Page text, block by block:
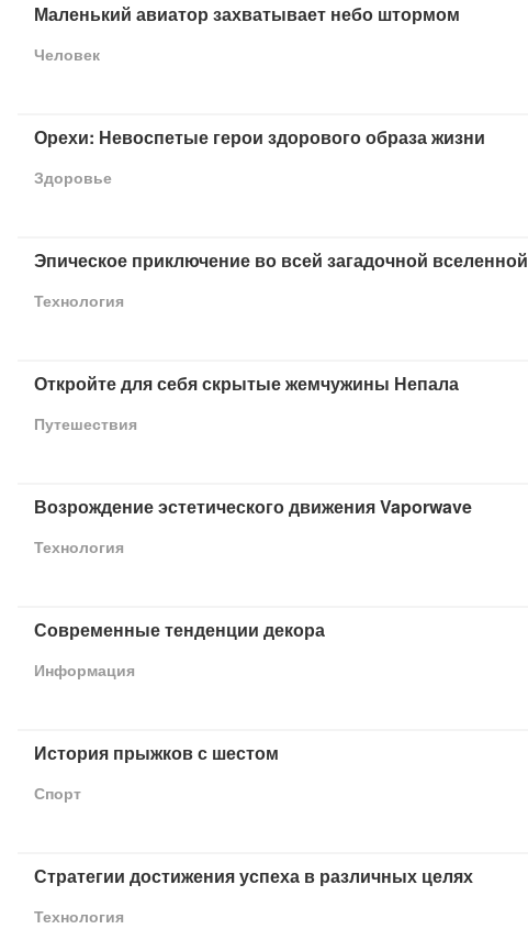
Маленький авиатор захватывает небо штормом
Человек
Орехи: Невоспетые герои здорового образа жизни
Здоровье
Эпическое приключение во всей загадочной вселенной
Технология
Откройте для себя скрытые жемчужины Непала
Путешествия
Возрождение эстетического движения Vaporwave
Технология
Современные тенденции декора
Информация
История прыжков с шестом
Спорт
Стратегии достижения успеха в различных целях
Технология